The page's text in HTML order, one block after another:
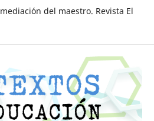
del maestro. Revista El